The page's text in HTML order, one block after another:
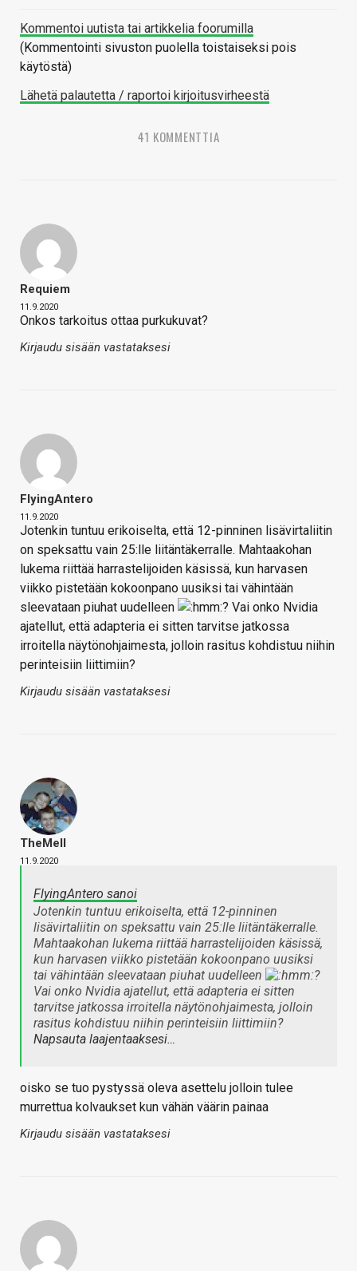
Kommentoi uutista tai artikkelia foorumilla
(Kommentointi sivuston puolella toistaiseksi pois
käytöstä)
Lähetä palautetta / raportoi kirjoitusvirheestä
41 KOMMENTTIA
Requiem
11.9.2020
Onkos tarkoitus ottaa purkukuvat?
Kirjaudu sisään vastataksesi
FlyingAntero
11.9.2020
Jotenkin tuntuu erikoiselta, että 12-pinninen lisävirtaliitin
on speksattu vain 25:lle liitäntäkerralle. Mahtaakohan
lukema riittää harrastelijoiden käsissä, kun harvasen
viikko pistetään kokoonpano uusiksi tai vähintään
sleevataan piuhat uudelleen
? Vai onko Nvidia
ajatellut, että adapteria ei sitten tarvitse jatkossa
irroitella näytönohjaimesta, jolloin rasitus kohdistuu niihin
perinteisiin liittimiin?
Kirjaudu sisään vastataksesi
TheMeII
11.9.2020
FlyingAntero sanoi
Jotenkin tuntuu erikoiselta, että 12-pinninen
lisävirtaliitin on speksattu vain 25:lle liitäntäkerralle.
Mahtaakohan lukema riittää harrastelijoiden käsissä,
kun harvasen viikko pistetään kokoonpano uusiksi
tai vähintään sleevataan piuhat uudelleen
?
Vai onko Nvidia ajatellut, että adapteria ei sitten
tarvitse jatkossa irroitella näytönohjaimesta, jolloin
rasitus kohdistuu niihin perinteisiin liittimiin?
Napsauta laajentaaksesi…
oisko se tuo pystyssä oleva asettelu jolloin tulee
murrettua kolvaukset kun vähän väärin painaa
Kirjaudu sisään vastataksesi